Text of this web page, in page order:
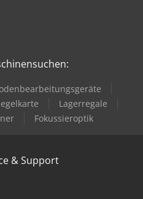
Lagerregale
Fokussieroptik
& Support